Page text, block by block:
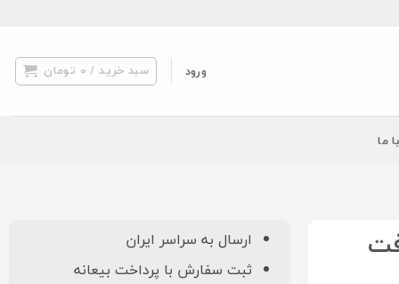
ورود سبد خرید / 0 تومان
ما
ارسال به سراسر ایران
ثبت سفارش با پرداخت بیعانه